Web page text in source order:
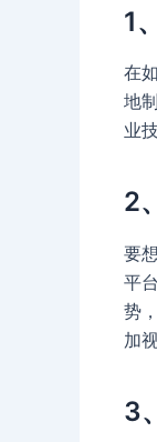
1
在
地
业
2
要
平
势
加
3